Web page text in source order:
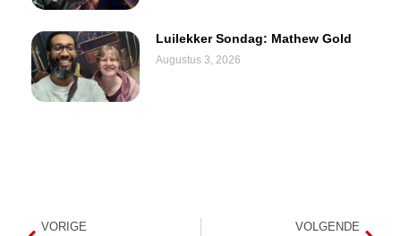
Luilekker Sondag: Mathew Gold
Augustus 3, 2026
VORIGE VOLGENDE